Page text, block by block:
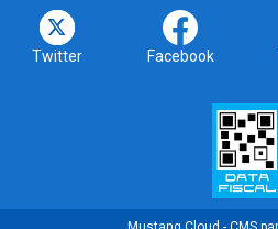
Twitter Facebook